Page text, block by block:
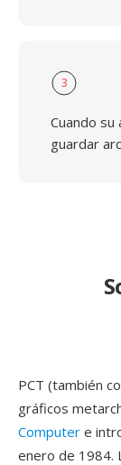
3
Cuando
guardar
PCT (también
gráficos
Computer e
enero de 1984.